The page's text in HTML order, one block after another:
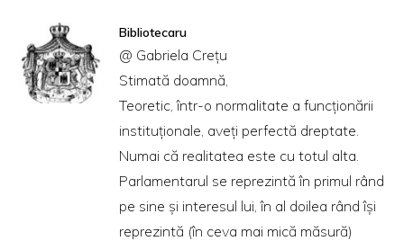
Bibliotecaru
@ Gabriela Creţu
Stimată doamnă,
Teoretic, într-o normalitate a funcţionării
instituţionale, aveţi perfectă dreptate.
Numai că realitatea este cu totul alta.
Parlamentarul se reprezintă în primul rând
pe sine şi interesul lui, în al doilea rând îşi
reprezintă (în ceva mai mică măsură)